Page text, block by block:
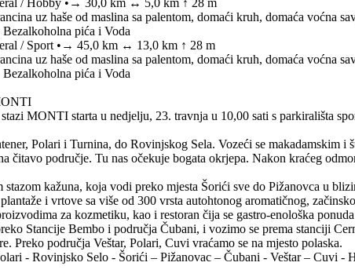
/ Hobby •→ 30,0 km ↔ 5,0 km ↑ 28 m
uz haše od maslina sa palentom, domaći kruh, domaća voćna
pića i Voda
/ Sport •→ 45,0 km ↔ 13,0 km ↑ 28 m
uz haše od maslina sa palentom, domaći kruh, domaća voćna
pića i Voda
MONTI starta u nedjelju, 23. travnja u 10,00 sati s parkirališta
Polari i Turnina, do Rovinjskog Sela. Vozeći se
čitavo područje. Tu nas očekuje bogata okrjepa. Nakon kraćeg
kažuna, koja vodi preko mjesta Šorići sve do Pižanovca u
i vrtove sa više od 300 vrsta autohtonog aromatičnog,
za kozmetiku, kao i restoran čija se gastro-enološka
Stancije Bembo i područja Čubani, i vozimo se prema stanciji
Preko područja Veštar, Polari, Cuvi vraćamo se na mjesto polaska.
- Rovinjsko Selo - Šorići – Pižanovac – Čubani - Veštar – Cuvi -